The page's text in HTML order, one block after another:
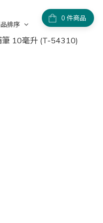
件商品
排序